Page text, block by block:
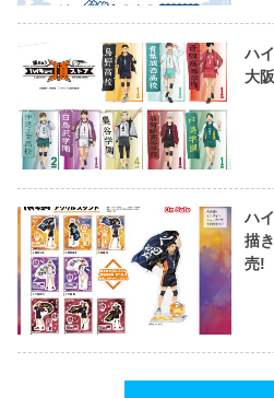
ハ
大
ハ
描
売!